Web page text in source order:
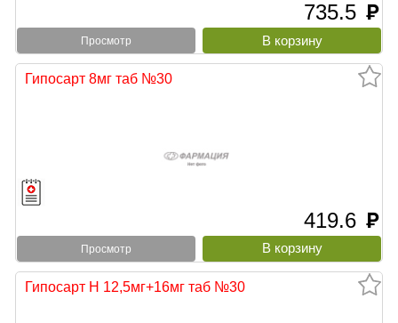
735.5 руб
Просмотр
Гипосарт 8мг таб №30
419.6 руб
Просмотр
Гипосарт Н 12,5мг+16мг таб №30